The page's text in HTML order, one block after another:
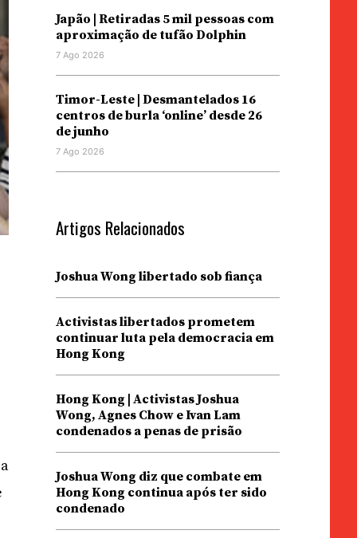
Japão | Retiradas 5 mil pessoas com
aproximação de tufão Dolphin
7 Ago 2026
Timor-Leste | Desmantelados 16
centros de burla ‘online’ desde 26
de junho
7 Ago 2026
Artigos Relacionados
Joshua Wong libertado sob fiança
Activistas libertados prometem
continuar luta pela democracia em
Hong Kong
Hong Kong | Activistas Joshua
Wong, Agnes Chow e Ivan Lam
condenados a penas de prisão
Joshua Wong diz que combate em
Hong Kong continua após ter sido
condenado